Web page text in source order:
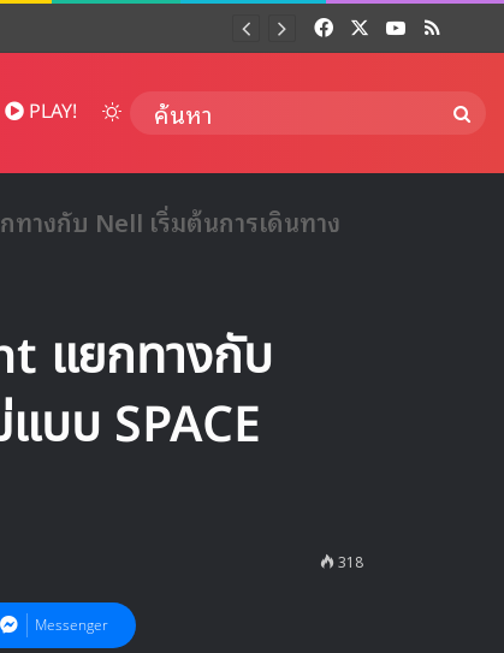
FacebookYouTube
RSS
PLAY! Switch skin
งกับ Nell เริ่มต้นการเดินทาง
แยกทางกับ
บบ SPACE
318
Messenger